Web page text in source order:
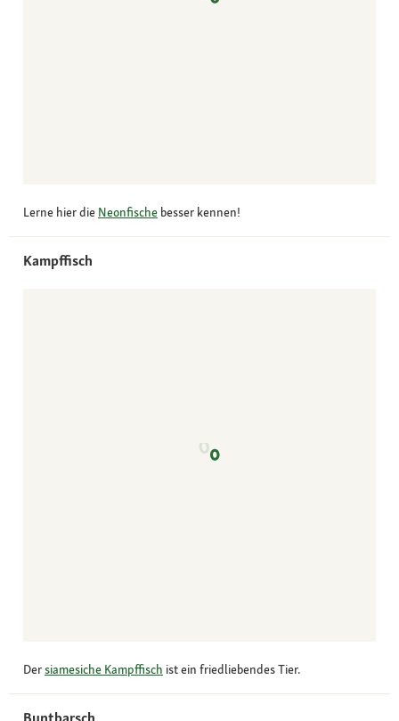
Lerne hier die Neonfische besser kennen!
Kampffisch
Dersiamesiche Kampffisch ist ein friedliebendes Tier.